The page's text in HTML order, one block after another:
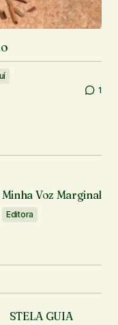
1
Minha Voz Marginal
Editora
STELA GUIA